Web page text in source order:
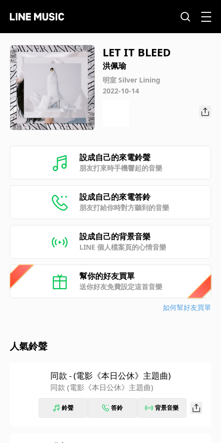
LET IT BLEED
洪佩瑜
明室 Silver Lining
2022-10-14
設成自己的來電鈴聲
朋友打來時手機響起的音樂
設成自己的來電答鈴
朋友打給你時對方聽到的音樂
設成自己的背景音樂
LINE 個人檔案頁的心情音樂
幫你的好友買單
送你好友免費設定這首音樂
如何幫好友買單
人氣鈴聲
同款 - (電影《本日公休》主題曲)
同款 (電影《本日公休》主題曲)
鈴聲 答鈴 背景音樂